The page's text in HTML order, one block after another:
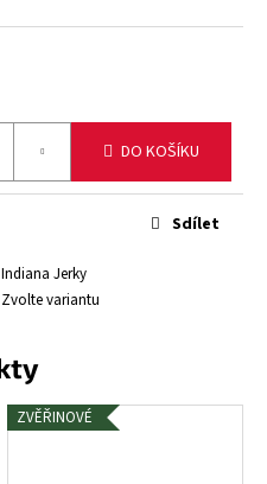
DO KOŠÍKU
Indiana Jerky
Zvolte variantu
Sdílet
ZVĚŘINOVÉ